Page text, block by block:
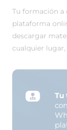
Tu formación a
plataforma
descargar
cualquier lugar,
Tu